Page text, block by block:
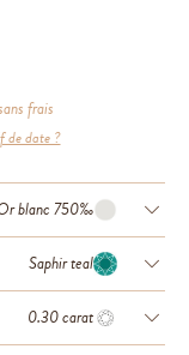
frais
de date ?
blanc 750‰
Saphir teal
0.30 carat